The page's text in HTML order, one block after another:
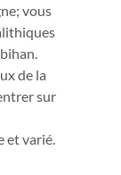
vous
de la
sur
et varié.